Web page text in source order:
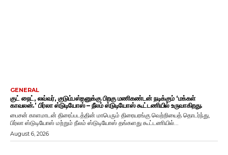
GENERAL
குட் நைட், லவ்வர், குடும்பஸ்தனுக்கு பிறகு மணிகண்டன் நடிக்கும் ‘மக்கள்
காவலன்.’ பிர்லா ஸ்டுடியோஸ் – நீலம் ஸ்டுடியோஸ் கூட்டணியில் உருவாகிறது.
பைசன் காளமாடன் திரைப்படத்தின் மாபெரும் திரையரங்கு வெற்றியைத் தொடர்ந்து,
பிர்லா ஸ்டுடியோஸ் மற்றும் நீலம் ஸ்டுடியோஸ் தங்களது கூட்டணியில்...
August 6, 2026